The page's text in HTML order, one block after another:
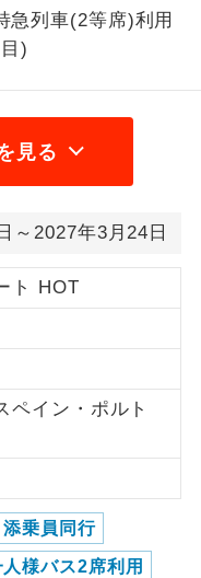
列車(2等席)利用
)
見る
～2027年3月24日
ト HOT
ペイン・ポルト
添乗員同行
人様バス2席利用
加いただけるコースで
を指定したコースで